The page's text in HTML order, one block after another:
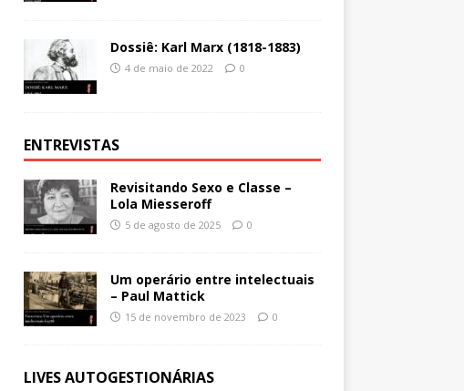
Dossiê: Karl Marx (1818-1883)
4 de maio de 2022 0
ENTREVISTAS
Revisitando Sexo e Classe –
Lola Miesseroff
5 de agosto de 2025 0
Um operário entre intelectuais
– Paul Mattick
15 de novembro de 2023 0
LIVES AUTOGESTIONÁRIAS